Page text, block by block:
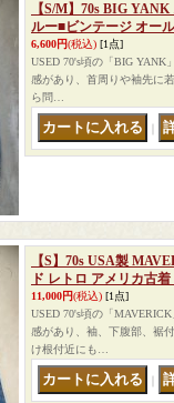
【S/M】70s BIG
ルー■ビンテージ オー
6,600円(税込) [1点]
USED 70's頃の「BIG
感があり、首周りや袖先に
ら問…
【S】70s USA製
ド レトロ アメリカ古
11,000円(税込) [1点]
USED 70's頃の「
感があり、袖、下腹部、裾
け根付近にも…